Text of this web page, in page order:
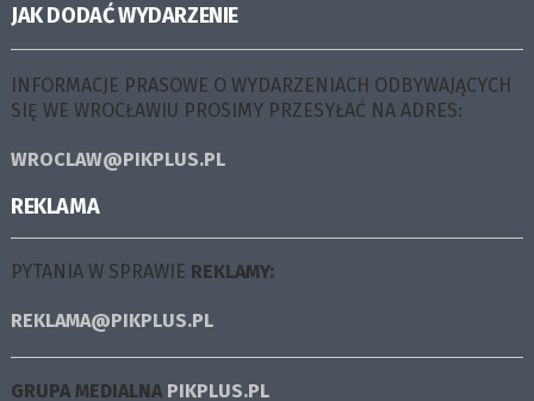
JAK DODAĆ WYDARZENIE
INFORMACJE PRASOWE O WYDARZENIACH ODBYWAJĄCYCH
SIĘ WE WROCŁAWIU PROSIMY PRZESYŁAĆ NA ADRES:
WROCLAW@PIKPLUS.PL
REKLAMA
PYTANIA W SPRAWIE REKLAMY:
REKLAMA@PIKPLUS.PL
GRUPA MEDIALNA PIKPLUS.PL